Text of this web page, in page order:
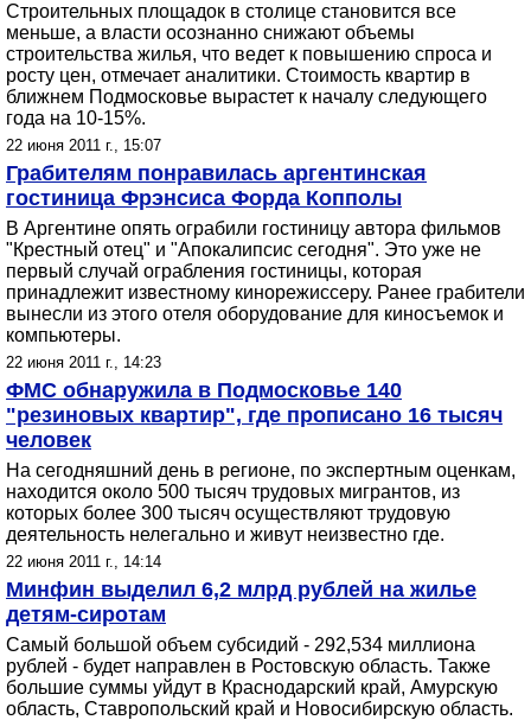
Строительных площадок в столице становится все
меньше, а власти осознанно снижают объемы
строительства жилья, что ведет к повышению спроса и
росту цен, отмечает аналитики. Стоимость квартир в
ближнем Подмосковье вырастет к началу следующего
года на 10-15%.
22 июня 2011 г., 15:07
Грабителям понравилась аргентинская
гостиница Фрэнсиса Форда Копполы
В Аргентине опять ограбили гостиницу автора фильмов
"Крестный отец" и "Апокалипсис сегодня". Это уже не
первый случай ограбления гостиницы, которая
принадлежит известному кинорежиссеру. Ранее грабители
вынесли из этого отеля оборудование для киносъемок и
компьютеры.
22 июня 2011 г., 14:23
ФМС обнаружила в Подмосковье 140
"резиновых квартир", где прописано 16 тысяч
человек
На сегодняшний день в регионе, по экспертным оценкам,
находится около 500 тысяч трудовых мигрантов, из
которых более 300 тысяч осуществляют трудовую
деятельность нелегально и живут неизвестно где.
22 июня 2011 г., 14:14
Минфин выделил 6,2 млрд рублей на жилье
детям-сиротам
Самый большой объем субсидий - 292,534 миллиона
рублей - будет направлен в Ростовскую область. Также
большие суммы уйдут в Краснодарский край, Амурскую
область, Ставропольский край и Новосибирскую область.